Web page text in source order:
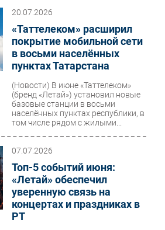
20.07.2026
«Таттелеком» расширил
покрытие мобильной сети
в восьми населённых
пунктах Татарстана
(Новости) В июне «Таттелеком»
(бренд «Летай») установил новые
базовые станции в восьми
населённых пунктах республики, в
том числе рядом с жилыми...
07.07.2026
Топ-5 событий июня:
«Летай» обеспечил
уверенную связь на
концертах и праздниках в
РТ